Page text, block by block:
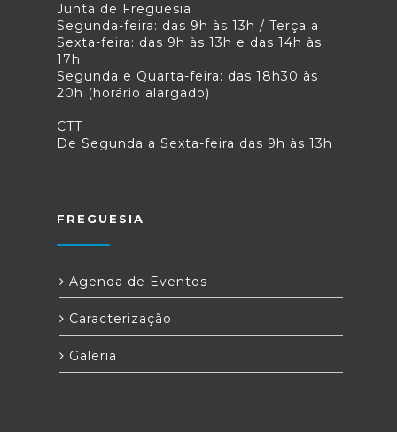
Junta de Freguesia
Segunda-feira: das 9h às 13h / Terça a
Sexta-feira: das 9h às 13h e das 14h às
17h
Segunda e Quarta-feira: das 18h30 às
20h (horário alargado)
CTT
De Segunda a Sexta-feira das 9h às 13h
FREGUESIA
Agenda de Eventos
Caracterização
Galeria